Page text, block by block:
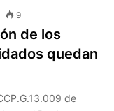
9
de los
quedan
de